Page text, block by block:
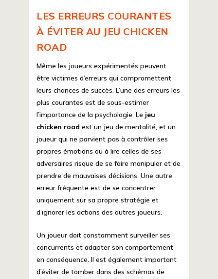
LES ERREURS COURANTES
À ÉVITER AU JEU CHICKEN
ROAD
Même les joueurs expérimentés peuvent
être victimes d’erreurs qui compromettent
leurs chances de succès. L’une des erreurs les
plus courantes est de sous-estimer
l’importance de la psychologie. Le jeu
chicken road est un jeu de mentalité, et un
joueur qui ne parvient pas à contrôler ses
propres émotions ou à lire celles de ses
adversaires risque de se faire manipuler et de
prendre de mauvaises décisions. Une autre
erreur fréquente est de se concentrer
uniquement sur sa propre stratégie et
d’ignorer les actions des autres joueurs.
Un joueur doit constamment surveiller ses
concurrents et adapter son comportement
en conséquence. Il est également important
d’éviter de tomber dans des schémas de